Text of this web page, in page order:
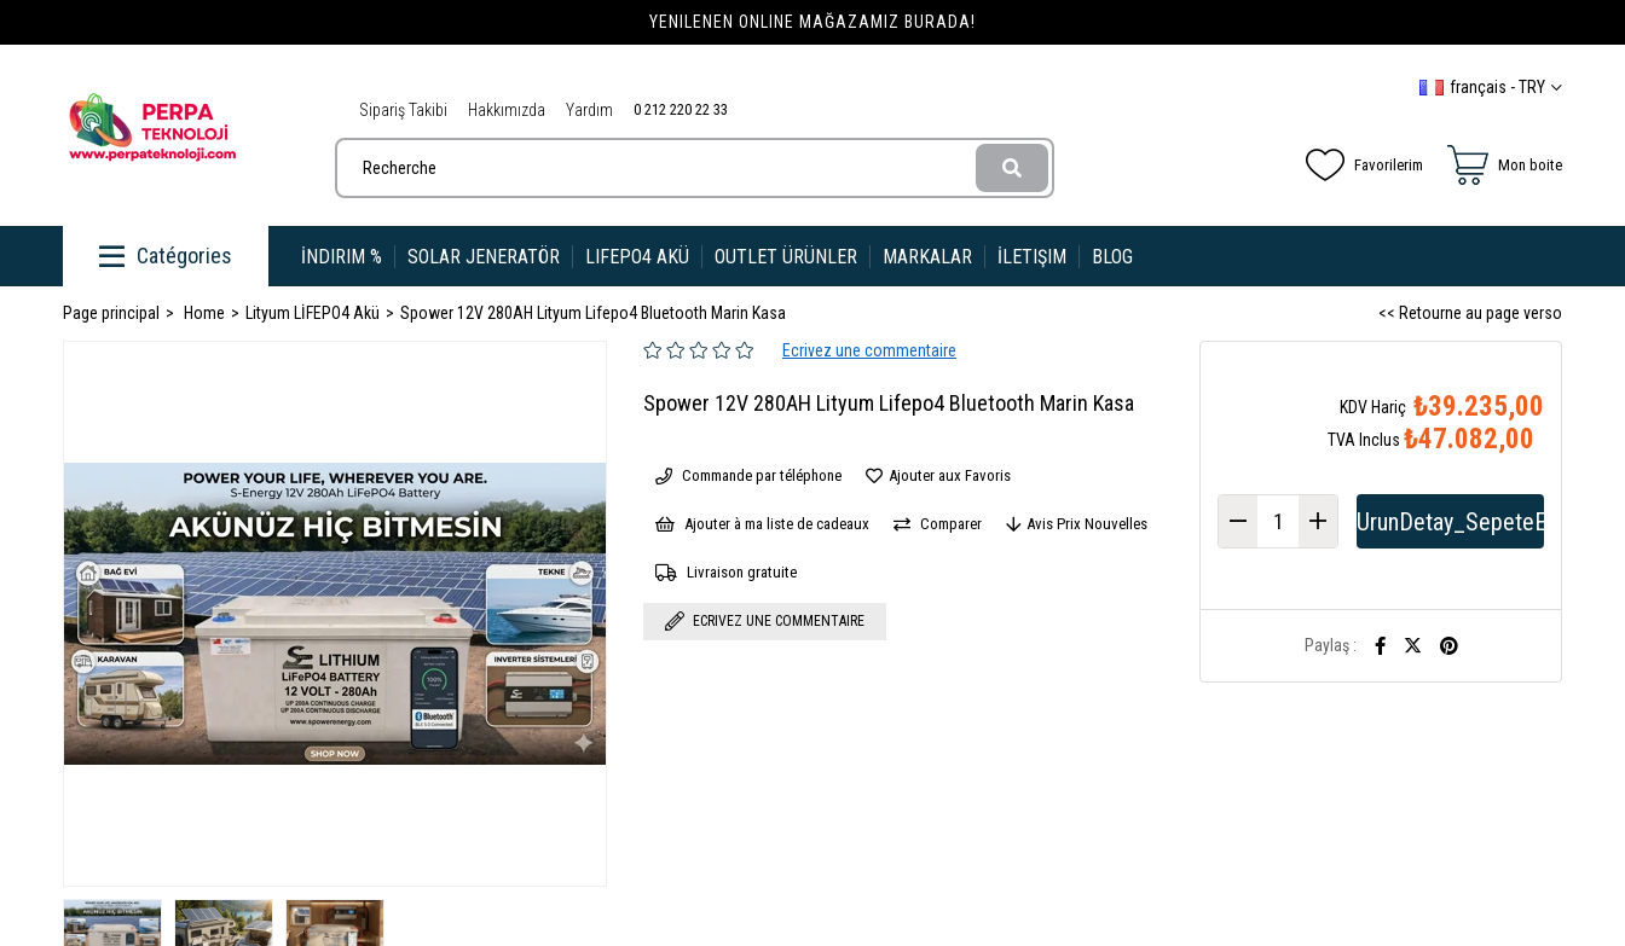
YENILENEN ONLINE MAĞAZAMIZ BURADA!
Sipariş Takibi Hakkımızda Yardım 0 212 220 22 33
İNDIRIM % SOLAR JENERATÖR LIFEPO4 AKÜ OUTLET ÜRÜNLER MARKALAR İLETIŞIM BLOG
français - TRY
Mon boite
Favorilerim
Page principal Home Lityum LİFEPO4 Akü Spower 12V 280AH Lityum Lifepo4 Bluetooth Marin Kasa
<< Retourne au page verso
Ecrivez une commentaire
Spower 12V 280AH Lityum Lifepo4 Bluetooth Marin Kasa
Commande par téléphone Ajouter aux Favoris
Ajouter à ma liste de cadeaux Comparer Avis Prix Nouvelles
Livraison gratuite
ECRIVEZ UNE COMMENTAIRE
₺39.235,00
TVA Inclus ₺47.082,00
Paylaş :